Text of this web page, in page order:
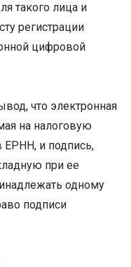
такого лица и
регистрации
цифровой
что электронная
на налоговую
ЕРНН, и подпись,
при ее
одному
подписи